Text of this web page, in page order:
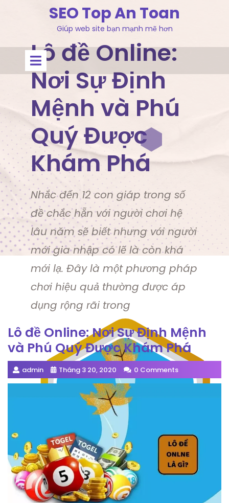
SEO Top An Toan
Giúp web site bạn mạnh mẽ hơn
Open
Menu
Lô đề Online:
Nơi Sự Định
Mệnh và Phú
Quý Được
Khám Phá
Nhắc đến 12 con giáp trong số
đề chắc hẵn với người chơi hệ
lâu năm sẽ biết nhưng với người
mới gia nhập có lẽ là còn khá
mới lạ. Đây là một phương pháp
chơi hiệu quả thường được áp
dụng rộng rãi trong
Lô đề Online: Nơi Sự Định Mệnh
và Phú Quý Được Khám Phá
admin Tháng 3 20, 2020 0 Comments